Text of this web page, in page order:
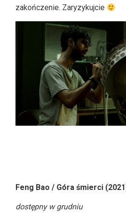
zakończenie. Zaryzykujcie
Feng Bao / Góra śmierci
dostępny w grudniu